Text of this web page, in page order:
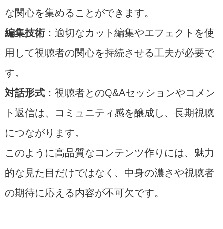
な関心を集めることができます。
編集技術：適切なカット編集やエフェクトを使
用して視聴者の関心を持続させる工夫が必要で
す。
対話形式 ：視聴者とのQ&Aセッションやコメン
ト返信は、コミュニティ感を醸成し、長期視聴
につながります。
このように高品質なコンテンツ作りには、魅力
的な見た目だけではなく、中身の濃さや視聴者
の期待に応える内容が不可欠です。